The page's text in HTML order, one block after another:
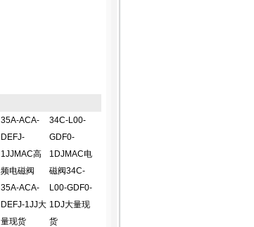
35A-ACA-
DEFJ-
1JJMAC高
频电磁阀
35A-ACA-
DEFJ-1JJ大
量现货
34C-L00-
GDF0-
1DJMAC电
磁阀34C-
L00-GDF0-
1DJ大量现
货